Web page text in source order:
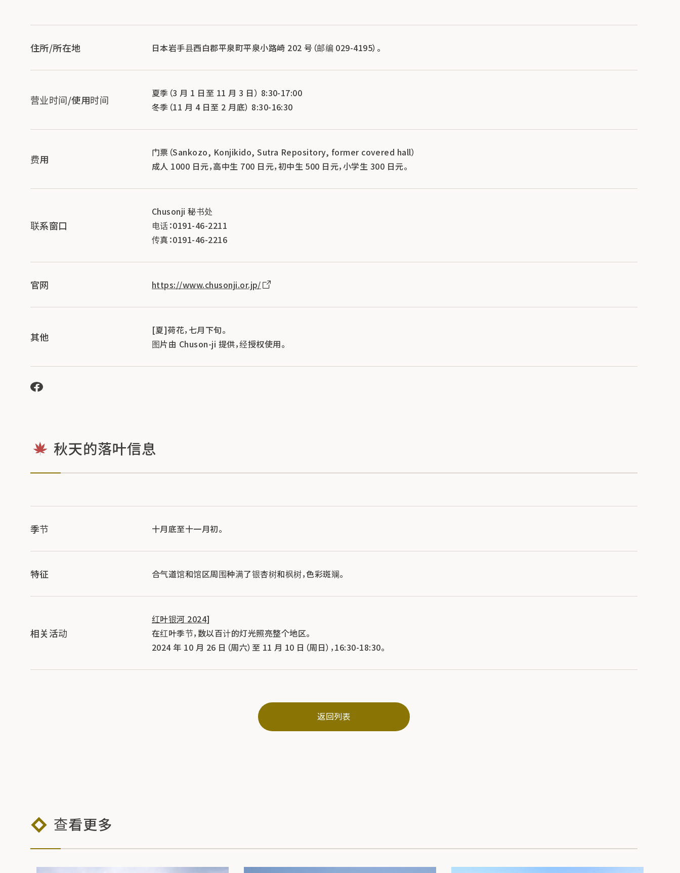
住所/所在地 日本岩手县西白郡平泉町平泉小路崎 202 号（邮编 029-4195）。
营业时间/使用时间
夏季（3 月 1 日至 11 月 3 日） 8:30-17:00
冬季（11 月 4 日至 2 月底） 8:30-16:30
费用
门票（Sankozo, Konjikido, Sutra Repository, former covered hall）
成人 1000 日元，高中生 700 日元，初中生 500 日元，小学生 300 日元。
联系窗口
Chusonji 秘书处
电话：0191-46-2211
传真：0191-46-2216
官网 https://www.chusonji.or.jp/
其他
[夏]荷花，七月下旬。
图片由 Chuson-ji 提供，经授权使用。
秋天的落叶信息
季节 十月底至十一月初。
特征 合气道馆和馆区周围种满了银杏树和枫树，色彩斑斓。
相关活动
红叶银河 2024]
在红叶季节，数以百计的灯光照亮整个地区。
2024 年 10 月 26 日（周六）至 11 月 10 日（周日），16:30-18:30。
返回列表
查看更多